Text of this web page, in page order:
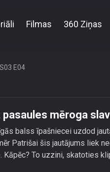
Filmas 360 Ziņas
E04
mēroga
balss īpašniecei uzdod
Patrišai šis jautājums liek
To uzzini, skatoties